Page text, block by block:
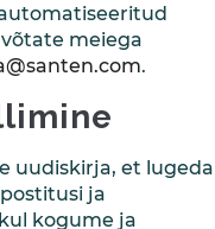
meiega
.
uudiskirja, et lugeda
ja
kogume ja